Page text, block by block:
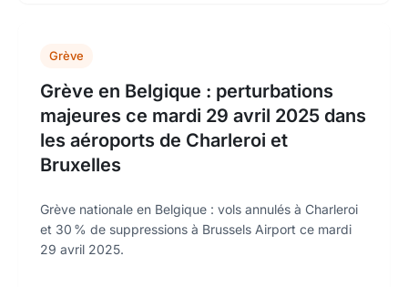
Grève
Grève en Belgique : perturbations
majeures ce mardi 29 avril 2025 dans
les aéroports de Charleroi et
Bruxelles
Grève nationale en Belgique : vols annulés à Charleroi
et 30 % de suppressions à Brussels Airport ce mardi
29 avril 2025.